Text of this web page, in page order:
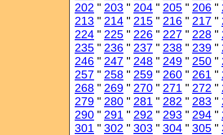
202 " 203 " 204 " 205 " 206 "
213 " 214 " 215 " 216 " 217 "
224 " 225 " 226 " 227 " 228 "
235 " 236 " 237 " 238 " 239 "
246 " 247 " 248 " 249 " 250 "
257 " 258 " 259 " 260 " 261 "
268 " 269 " 270 " 271 " 272 "
279 " 280 " 281 " 282 " 283 "
290 " 291 " 292 " 293 " 294 "
301 " 302 " 303 " 304 " 305 "